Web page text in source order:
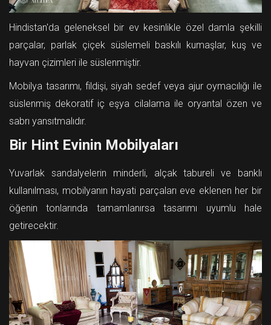
Hindistan'da geleneksel bir ev kesinlikle özel damla şekilli
parçalar, parlak çiçek süslemeli baskılı kumaşlar, kuş ve
hayvan çizimleri ile süslenmiştir.
Mobilya tasarımı, fildişi, siyah sedef veya ajur oymacılığı ile
süslenmiş dekoratif iç eşya cilalama ile oryantal özen ve
sabrı yansıtmalıdır.
Bir Hint Evinin Mobilyaları
Yuvarlak sandalyelerin minderli, alçak tabureli ve banklı
kullanılması, mobilyanın hayati parçaları eve eklenen her bir
öğenin tonlarında tamamlanırsa tasarımı uyumlu hale
getirecektir.